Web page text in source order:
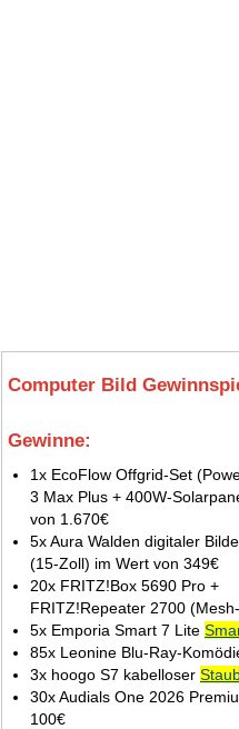
Computer Bild
Gewinne:
1x EcoFlow Offgrid-Set
3 Max Plus + 400W-
von 1.670€
5x Aura Walden digitaler
(15‑Zoll) im Wert von 349€
20x FRITZ!Box 5690 Pro +
FRITZ!Repeater 2700
5x Emporia Smart 7 Lite
85x Leonine
3x hoogo S7 kabelloser
30x Audials One 2026
100€